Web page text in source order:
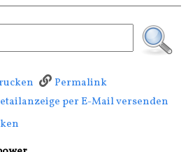
Permalink
per E-Mail versenden